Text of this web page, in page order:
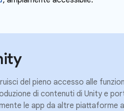
del pieno accesso alle
di contenuti di Unity e
le app da altre piattaforme